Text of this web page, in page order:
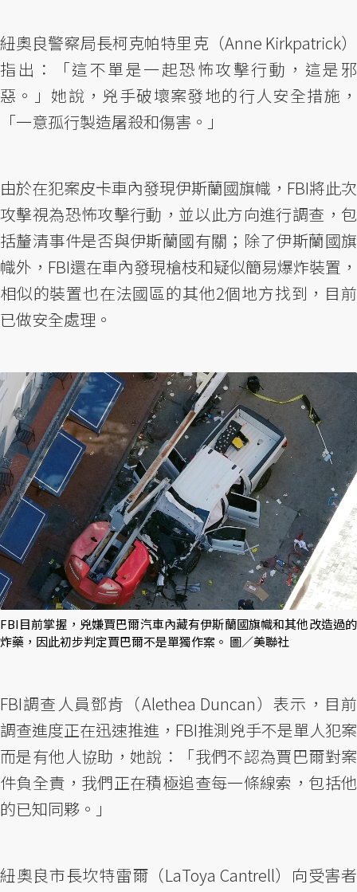
紐奧良警察局長柯克帕特里克（Anne Kirkpatrick）
指出：「這不單是一起恐怖攻擊行動，這是邪
惡。」她說，兇手破壞案發地的行人安全措施，
「一意孤行製造屠殺和傷害。」
由於在犯案皮卡車內發現伊斯蘭國旗幟，FBI將此次
攻擊視為恐怖攻擊行動，並以此方向進行調查，包
括釐清事件是否與伊斯蘭國有關；除了伊斯蘭國旗
幟外，FBI還在車內發現槍枝和疑似簡易爆炸裝置，
相似的裝置也在法國區的其他2個地方找到，目前
已做安全處理。
FBI目前掌握，兇嫌賈巴爾汽車內藏有伊斯蘭國旗幟和其他改造過的
炸藥，因此初步判定賈巴爾不是單獨作案。 圖／美聯社
FBI調查人員鄧肯（Alethea Duncan）表示，目前
調查進度正在迅速推進，FBI推測兇手不是單人犯案
而是有他人協助，她說：「我們不認為賈巴爾對案
件負全責，我們正在積極追查每一條線索，包括他
的已知同夥。」
紐奧良市長坎特雷爾（LaToya Cantrell）向受害者